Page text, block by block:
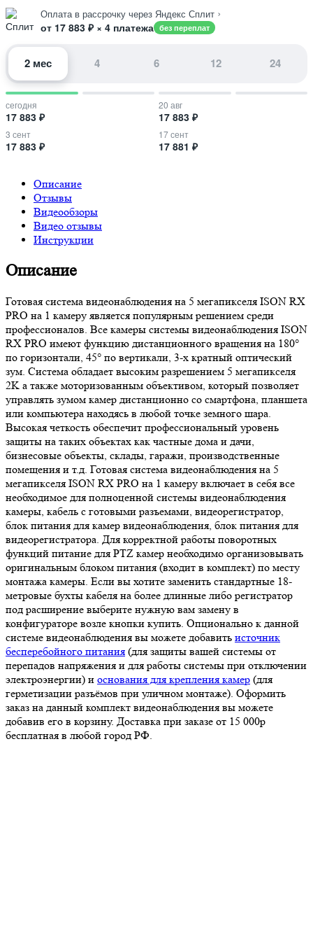
Оплата в рассрочку через Яндекс Сплит ›
от 17 883 ₽ × 4 платежа без переплат
2 мес 4 6 12 24
сегодня
17 883 ₽
20 авг
17 883 ₽
3 сент
17 883 ₽
17 сент
17 881 ₽
Описание
Отзывы
Видеообзоры
Видео отзывы
Инструкции
Описание
Готовая система видеонаблюдения на 5 мегапикселя ISON RX
PRO на 1 камеру является популярным решением среди
профессионалов. Все камеры системы видеонаблюдения ISON
RX PRO имеют функцию дистанционного вращения на 180°
по горизонтали, 45° по вертикали, 3-х кратный оптический
зум. Система обладает высоким разрешением 5 мегапикселя
2K а также моторизованным объективом, который позволяет
управлять зумом камер дистанционно со смартфона, планшета
или компьютера находясь в любой точке земного шара.
Высокая четкость обеспечит профессиональный уровень
защиты на таких объектах как частные дома и дачи,
бизнесовые объекты, склады, гаражи, производственные
помещения и т.д. Готовая система видеонаблюдения на 5
мегапикселя ISON RX PRO на 1 камеру включает в себя все
необходимое для полноценной системы видеонаблюдения
камеры, кабель с готовыми разъемами, видеорегистратор,
блок питания для камер видеонаблюдения, блок питания для
видеорегистратора. Для корректной работы поворотных
функций питание для PTZ камер необходимо организовывать
оригинальным блоком питания (входит в комплект) по месту
монтажа камеры. Если вы хотите заменить стандартные 18-
метровые бухты кабеля на более длинные либо регистратор
под расширение выберите нужную вам замену в
конфигураторе возле кнопки купить. Опционально к данной
системе видеонаблюдения вы можете добавить источник
бесперебойного питания (для защиты вашей системы от
перепадов напряжения и для работы системы при отключении
электроэнергии) и основания для крепления камер (для
герметизации разъёмов при уличном монтаже). Оформить
заказ на данный комплект видеонаблюдения вы можете
добавив его в корзину. Доставка при заказе от 15 000р
бесплатная в любой город РФ.